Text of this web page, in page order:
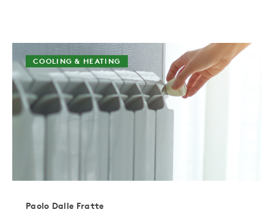
COOLING & HEATING
Paolo Dalle Fratte